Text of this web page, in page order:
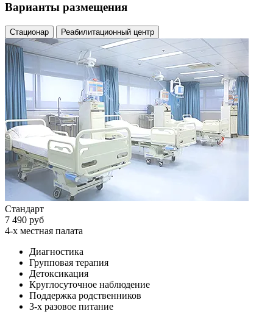
Варианты размещения
Стационар Реабилитационный центр
Стандарт
7 490 руб
4-х местная палата
Диагностика
Групповая терапия
Детоксикация
Круглосуточное наблюдение
Поддержка родственников
3-х разовое питание